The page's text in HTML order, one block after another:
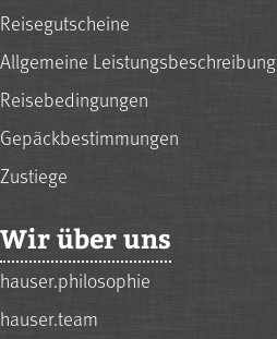
Reisegutscheine
Allgemeine Leistungsbeschreibung
Reisebedingungen
Gepäckbestimmungen
Zustiege
Wir über uns
hauser.philosophie
hauser.team